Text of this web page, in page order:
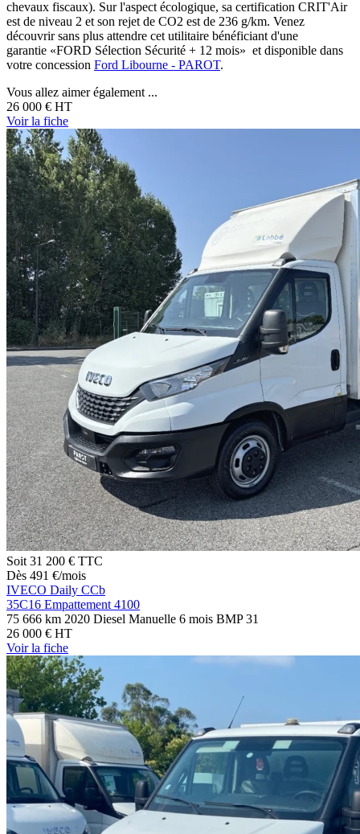
chevaux fiscaux). Sur l'aspect écologique, sa certification CRIT'Air
est de niveau 2 et son rejet de CO2 est de 236 g/km. Venez
découvrir sans plus attendre cet utilitaire bénéficiant d'une
garantie «FORD Sélection Sécurité + 12 mois» et disponible dans
votre concession Ford Libourne - PAROT.
Vous allez aimer également ...
26 000 € HT
Voirla fiche
Soit 31 200 € TTC
Dès 491 €/mois
IVECO Daily CCb
35C16 Empattement 4100
75 666 km 2020 Diesel Manuelle 6 mois BMP 31
26 000 € HT
Voirla fiche